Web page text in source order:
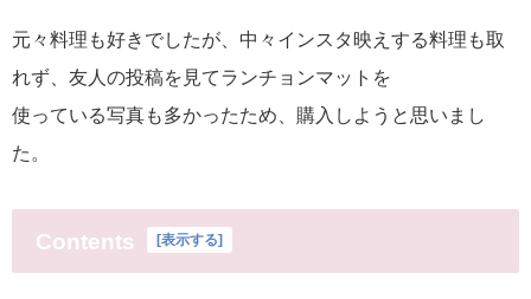
元々料理も好きでしたが、中々インスタ映えする料理も取
れず、友人の投稿を見てランチョンマットを
使っている写真も多かったため、購入しようと思いまし
た。
Contents [表示する]